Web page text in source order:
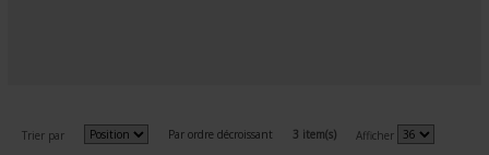
Trier par Par ordre décroissant 3 item(s) Afficher